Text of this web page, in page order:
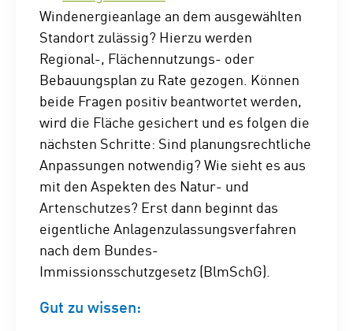
Windenergieanlage an dem ausgewählten
Standort zulässig? Hierzu werden
Regional-, Flächennutzungs- oder
Bebauungsplan zu Rate gezogen. Können
beide Fragen positiv beantwortet werden,
wird die Fläche gesichert und es folgen die
nächsten Schritte: Sind planungsrechtliche
Anpassungen notwendig? Wie sieht es aus
mit den Aspekten des Natur- und
Artenschutzes? Erst dann beginnt das
eigentliche Anlagenzulassungsverfahren
nach dem Bundes-
Immissionsschutzgesetz (BlmSchG).
Gut zu wissen: